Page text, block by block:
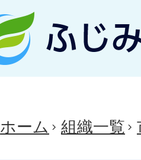
ホーム 組織一覧